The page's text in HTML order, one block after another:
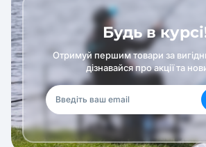
Будь в
Отримуй першим товари за
дізнавайся про акції та